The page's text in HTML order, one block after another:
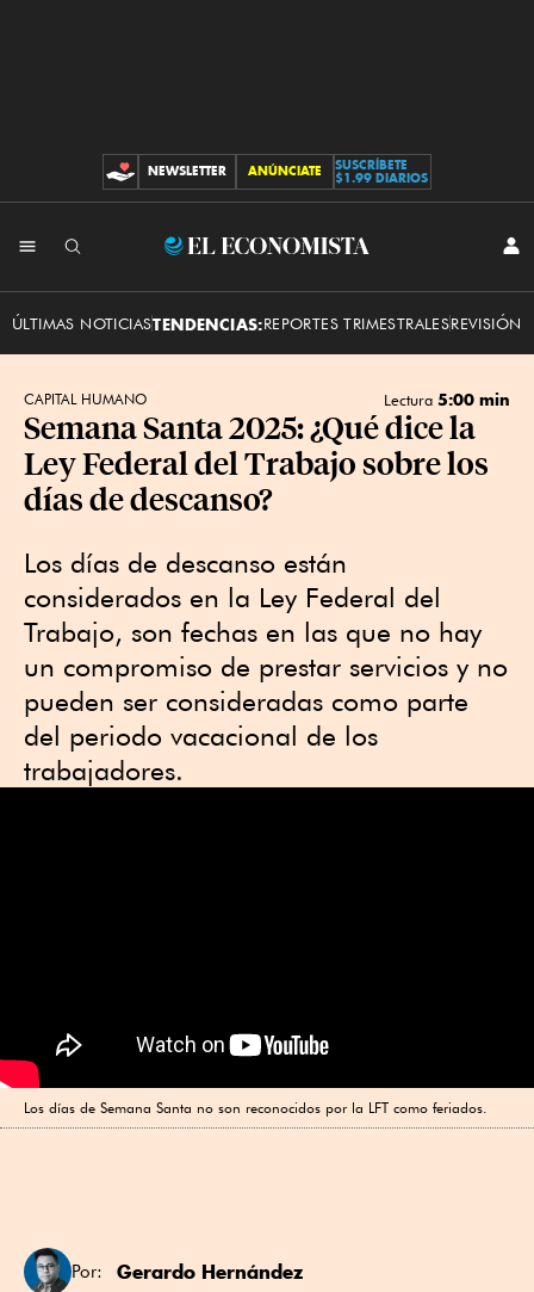
CONTRIBUCIONES
NEWSLETTER ANÚNCIATE
SUSCRÍBETE
$1.99 DIARIOS
El
ÚLTIMAS NOTICIASTENDENCIAS:REPORTES TRIMESTRALESREVISIÓN
CAPITAL HUMANO Lectura 5:00 min
Semana Santa 2025: ¿Qué dice la
Ley Federal del Trabajo sobre los
días de descanso?
Los días de descanso están
considerados en la Ley Federal del
Trabajo, son fechas en las que no hay
un compromiso de prestar servicios y no
pueden ser consideradas como parte
del periodo vacacional de los
trabajadores.
Los días de Semana Santa no son reconocidos por la LFT como feriados.
Por: Gerardo Hernández